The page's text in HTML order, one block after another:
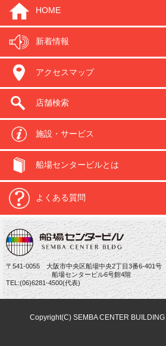
HOME
新着情報
アクセスマップ
店舗検索
施設・サービス
船場センタービルとは
よくある質問
〒541-0055 大阪市中央区船場中央2丁目3番6-401号
船場センタービル6号館4階
TEL:(06)6281-4500(代表)
Copyright(C) SEMBA CENTER